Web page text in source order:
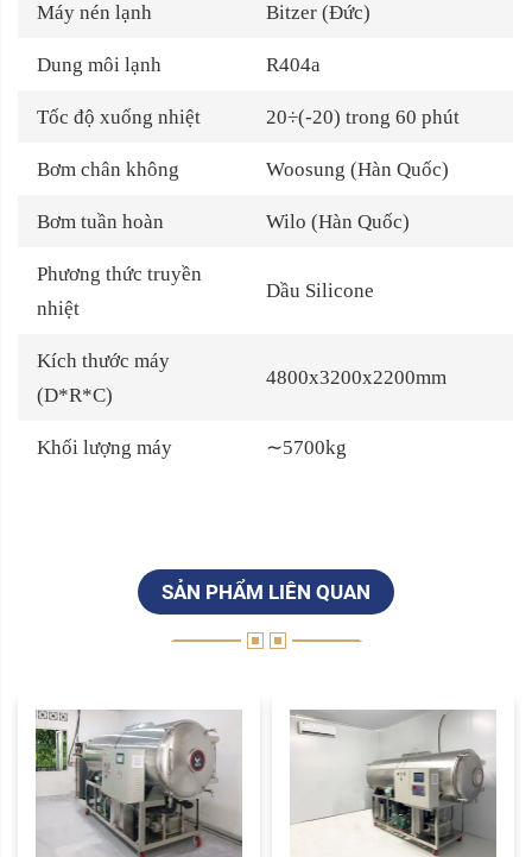
Máy nén lạnh Bitzer (Đức)
Dung môi lạnh R404a
Tốc độ xuống nhiệt 20÷(-20) trong 60 phút
Bơm chân không Woosung (Hàn Quốc)
Bơm tuần hoàn Wilo (Hàn Quốc)
Phương thức truyền
nhiệt
Dầu Silicone
Kích thước máy
(D*R*C)
4800x3200x2200mm
Khối lượng máy ∼5700kg
SẢN PHẨM LIÊN QUAN